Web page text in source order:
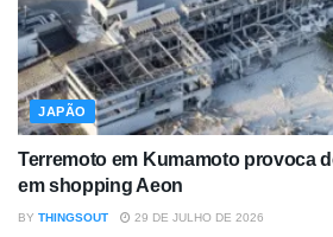
JAPÃO
Terremoto em Kumamoto provoca
em shopping Aeon
BY THINGSOUT 29 DE JULHO DE 2026